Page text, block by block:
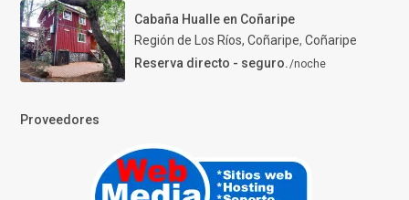
Cabaña Hualle en Coñaripe
Región de Los Ríos, Coñaripe, Coñaripe
Reserva directo - seguro./noche
Proveedores